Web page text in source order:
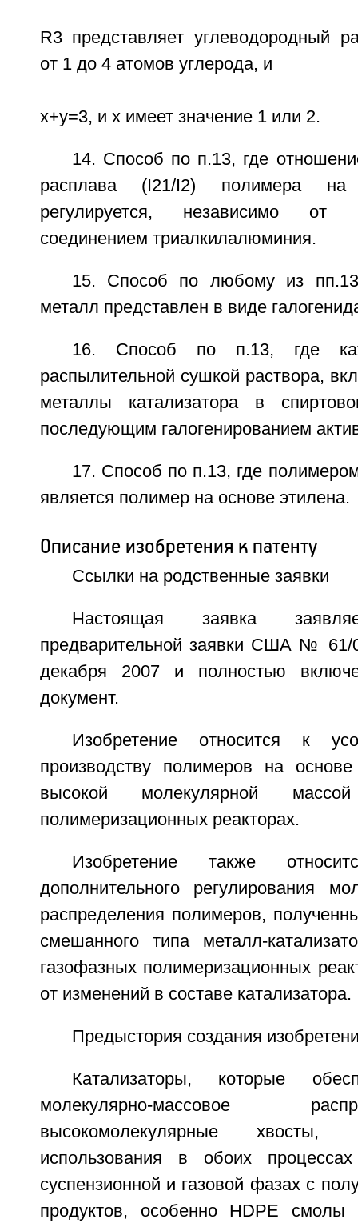
R3 представляет углеводородный
от 1 до 4 атомов углерода, и
x+y=3, и x имеет значение 1 или 2.
14. Способ по п.13, где
расплава (I21/I2) полимера
регулируется, независимо от
соединением триалкилалюминия.
15. Способ по любому из
металл представлен в виде
16. Способ по п.13, где
распылительной сушкой раствора,
металлы катализатора в
последующим галогенированием
17. Способ по п.13, где
является полимер на основе этилена.
Описание изобретения к патенту
Ссылки на родственные заявки
Настоящая заявка
предварительной заявки США № 61/
декабря 2007 и полностью
документ.
Изобретение относится к
производству полимеров на
высокой молекулярной
полимеризационных реакторах.
Изобретение также
дополнительного регулирования
распределения полимеров,
смешанного типа металл-
газофазных полимеризационных
от изменений в составе катализатора.
Предыстория создания
Катализаторы, которые
молекулярно-массовое
высокомолекулярные
использования в обоих
суспензионной и газовой фазах с
продуктов, особенно HDPE